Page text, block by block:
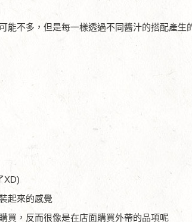
能不多，但是每一樣透過不同醬汁的搭配產生
XD)
起來的感覺
買，反而很像是在店面購買外帶的品項呢